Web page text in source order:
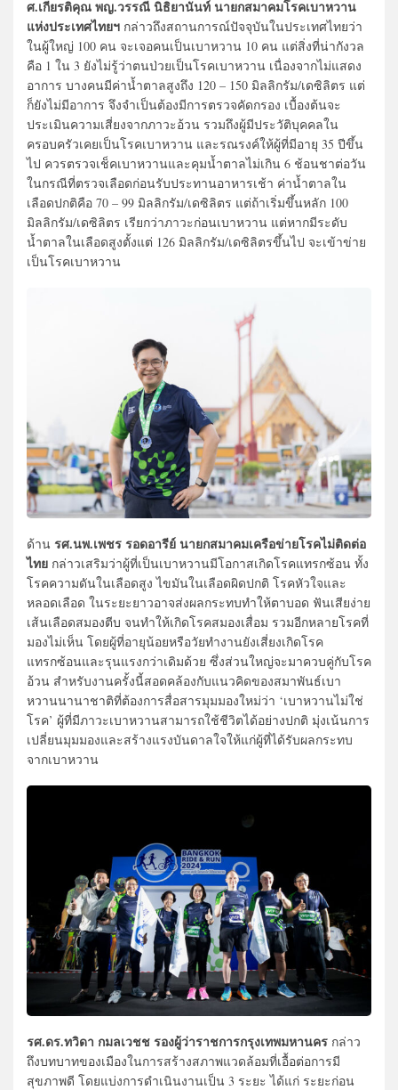
ศ.เกียรติคุณ พญ.วรรณี นิธิยานันท์ นายกสมาคมโรคเบาหวาน
แห่งประเทศไทยฯ กล่าวถึงสถานการณ์ปัจจุบันในประเทศไทยว่า
ในผู้ใหญ่ 100 คน จะเจอคนเป็นเบาหวาน 10 คน แต่สิ่งที่น่ากังวล
คือ 1 ใน 3 ยังไม่รู้ว่าตนป่วยเป็นโรคเบาหวาน เนื่องจากไม่แสดง
อาการ บางคนมีค่าน้ำตาลสูงถึง 120 – 150 มิลลิกรัม/เดซิลิตร แต่
ก็ยังไม่มีอาการ จึงจำเป็นต้องมีการตรวจคัดกรอง เบื้องต้นจะ
ประเมินความเสี่ยงจากภาวะอ้วน รวมถึงผู้มีประวัติบุคคลใน
ครอบครัวเคยเป็นโรคเบาหวาน และรณรงค์ให้ผู้ที่มีอายุ 35 ปีขึ้น
ไป ควรตรวจเช็คเบาหวานและคุมน้ำตาลไม่เกิน 6 ช้อนชาต่อวัน
ในกรณีที่ตรวจเลือดก่อนรับประทานอาหารเช้า ค่าน้ำตาลใน
เลือดปกติคือ 70 – 99 มิลลิกรัม/เดซิลิตร แต่ถ้าเริ่มขึ้นหลัก 100
มิลลิกรัม/เดซิลิตร เรียกว่าภาวะก่อนเบาหวาน แต่หากมีระดับ
น้ำตาลในเลือดสูงตั้งแต่ 126 มิลลิกรัม/เดซิลิตรขึ้นไป จะเข้าข่าย
เป็นโรคเบาหวาน
ด้าน รศ.นพ.เพชร รอดอารีย์ นายกสมาคมเครือข่ายโรคไม่ติดต่อ
ไทย กล่าวเสริมว่าผู้ที่เป็นเบาหวานมีโอกาสเกิดโรคแทรกซ้อน ทั้ง
โรคความดันในเลือดสูง ไขมันในเลือดผิดปกติ โรคหัวใจและ
หลอดเลือด ในระยะยาวอาจส่งผลกระทบทำให้ตาบอด ฟันเสียง่าย
เส้นเลือดสมองตีบ จนทำให้เกิดโรคสมองเสื่อม รวมอีกหลายโรคที่
มองไม่เห็น โดยผู้ที่อายุน้อยหรือวัยทำงานยังเสี่ยงเกิดโรค
แทรกซ้อนและรุนแรงกว่าเดิมด้วย ซึ่งส่วนใหญ่จะมาควบคู่กับโรค
อ้วน สำหรับงานครั้งนี้สอดคล้องกับแนวคิดของสมาพันธ์เบา
หวานนานาชาติที่ต้องการสื่อสารมุมมองใหม่ว่า ‘เบาหวานไม่ใช่
โรค’ ผู้ที่มีภาวะเบาหวานสามารถใช้ชีวิตได้อย่างปกติ มุ่งเน้นการ
เปลี่ยนมุมมองและสร้างแรงบันดาลใจให้แก่ผู้ที่ได้รับผลกระทบ
จากเบาหวาน
รศ.ดร.ทวิดา กมลเวชช รองผู้ว่าราชการกรุงเทพมหานคร กล่าว
ถึงบทบาทของเมืองในการสร้างสภาพแวดล้อมที่เอื้อต่อการมี
สุขภาพดี โดยแบ่งการดำเนินงานเป็น 3 ระยะ ได้แก่ ระยะก่อน